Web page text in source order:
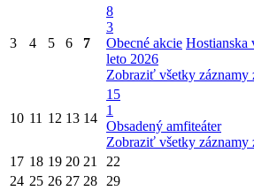
3 4 5 6 7
8
3
Obecné akcie Hostianska
leto 2026
Zobraziť všetky záznamy
10 11 12 13 14
15
1
Obsadený amfiteáter
Zobraziť všetky záznamy
17 18 19 20 21 22
24 25 26 27 28 29